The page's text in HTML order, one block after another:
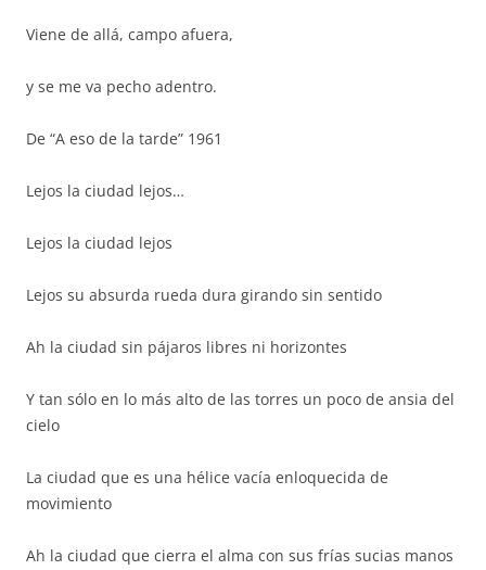
Viene de allá, campo afuera,
y se me va pecho adentro.
De “A eso de la tarde” 1961
Lejos la ciudad lejos…
Lejos la ciudad lejos
Lejos su absurda rueda dura girando sin sentido
Ah la ciudad sin pájaros libres ni horizontes
Y tan sólo en lo más alto de las torres un poco de ansia del
cielo
La ciudad que es una hélice vacía enloquecida de
movimiento
Ah la ciudad que cierra el alma con sus frías sucias manos